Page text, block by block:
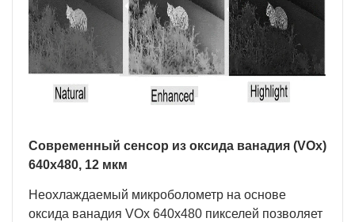
Современный сенсор из оксида ванадия (VOx)
640х480, 12 мкм
Неохлаждаемый микроболометр на основе
оксида ванадия VOx 640х480 пикселей позволяет